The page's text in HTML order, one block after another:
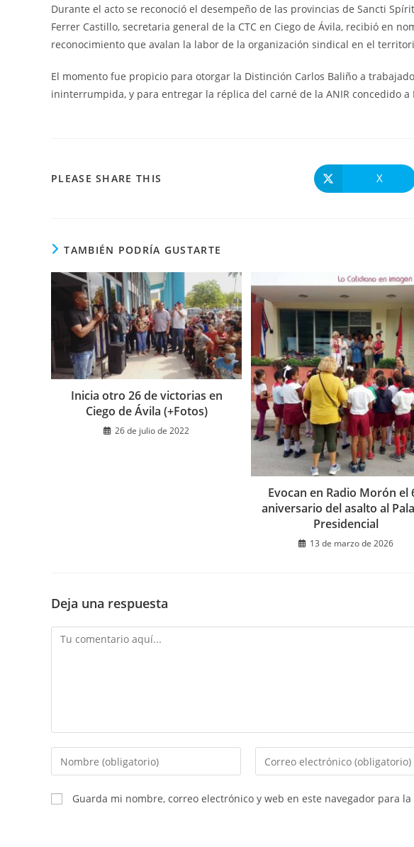
Durante el acto se reconoció el desempeño de las provincias de Sancti
Ferrer Castillo, secretaria general de la CTC en Ciego de Ávila, recibió en
reconocimiento que avalan la labor de la organización sindical en el
El momento fue propicio para otorgar la Distinción Carlos Baliño a
ininterrumpida, y para entregar la réplica del carné de la ANIR concedido a
PLEASE SHARE THIS
abre
X
TAMBIÉN PODRÍA GUSTARTE
Inicia otro 26 de victorias en
Ciego de Ávila (+Fotos)
26 de julio de 2022
Evocan en Radio Morón el
aniversario del asalto al
Presidencial
13 de marzo de 2026
Deja una respuesta
Comentario
Introduce
tu
nombre
o
Introduce
tu
de
Guarda mi nombre, correo electrónico y web en este navegador para